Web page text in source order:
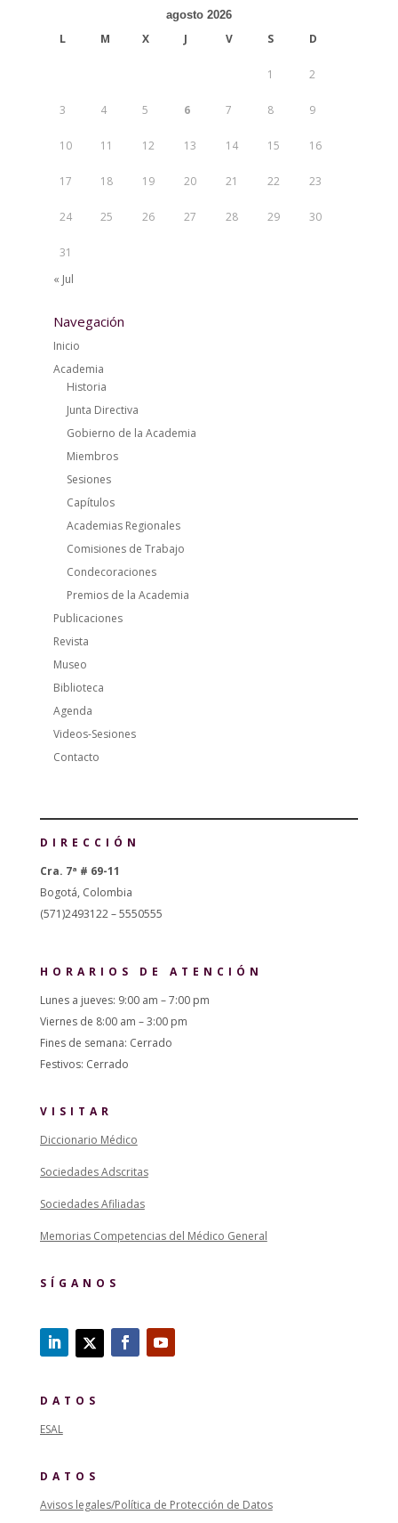
agosto 2026
L M X J V S D
1 2
3 4 5 6 7 8 9
10 11 12 13 14 15 16
17 18 19 20 21 22 23
24 25 26 27 28 29 30
31
« Jul
Navegación
Inicio
Academia
Historia
Junta Directiva
Gobierno de la Academia
Miembros
Sesiones
Capítulos
Academias Regionales
Comisiones de Trabajo
Condecoraciones
Premios de la Academia
Publicaciones
Revista
Museo
Biblioteca
Agenda
Videos-Sesiones
Contacto
DIRECCIÓN
Cra. 7ª # 69-11
Bogotá, Colombia
(571)2493122 – 5550555
HORARIOS DE ATENCIÓN
Lunes a jueves: 9:00 am – 7:00 pm
Viernes de 8:00 am – 3:00 pm
Fines de semana: Cerrado
Festivos: Cerrado
VISITAR
Diccionario Médico
Sociedades Adscritas
Sociedades Afiliadas
Memorias Competencias del Médico General
SÍGANOS
DATOS
ESAL
DATOS
Avisos legales/Política de Protección de Datos